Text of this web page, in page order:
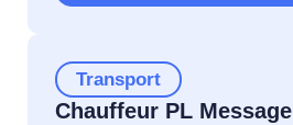
Transport
Chauffeur PL